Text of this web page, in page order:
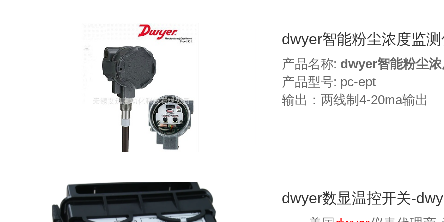
dwyer智能粉尘浓度监
产品名称: dwyer智能粉尘
产品型号: pc-ept
输出：两线制4-20ma输出
dwyer数显温控开关-